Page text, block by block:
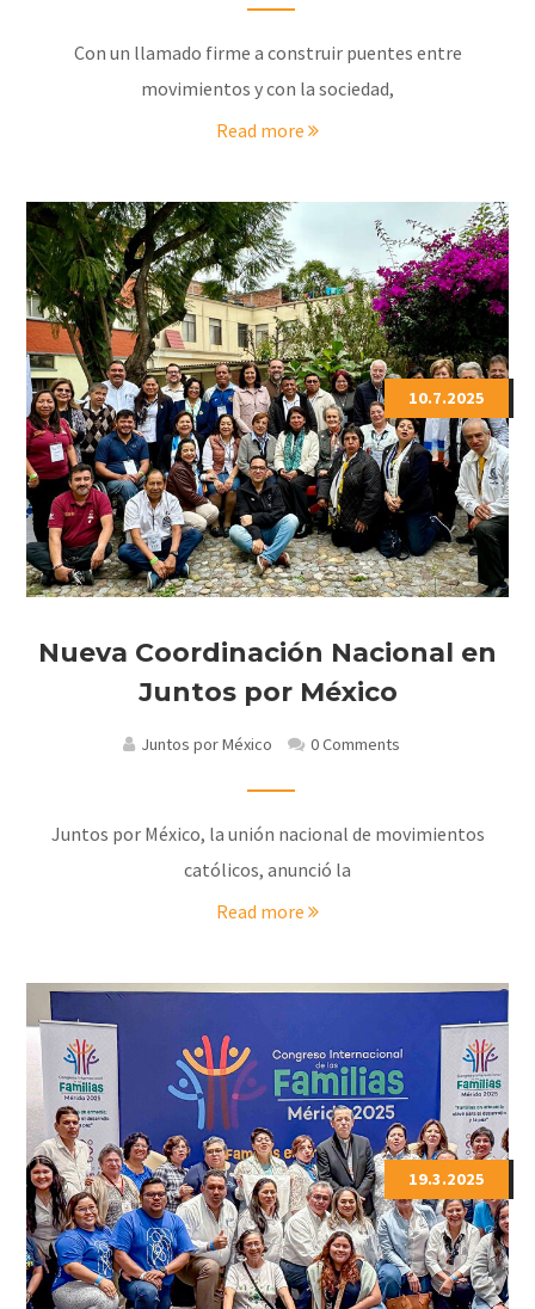
Con un llamado firme a construir puentes entre
movimientos y con la sociedad,
Read more
10.7.2025
Nueva Coordinación Nacional en
Juntos por México
Juntos por México 0 Comments
Juntos por México, la unión nacional de movimientos
católicos, anunció la
Read more
19.3.2025